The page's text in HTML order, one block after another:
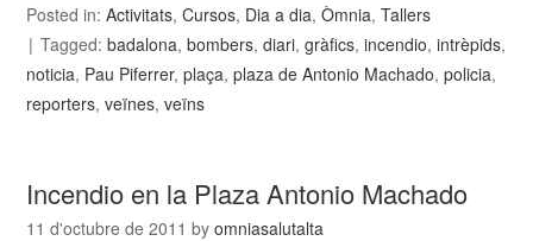
Posted in:Activitats,Cursos, Dia a dia,Òmnia,Tallers
Tagged:badalona,bombers,diari,gràfics,incendio,intrèpids,
noticia, Pau Piferrer,plaça,plaza de Antonio Machado,policia,
reporters,veïnes,veïns
Incendio en la Plaza Antonio Machado
11 d'octubre de 2011 byomniasalutalta